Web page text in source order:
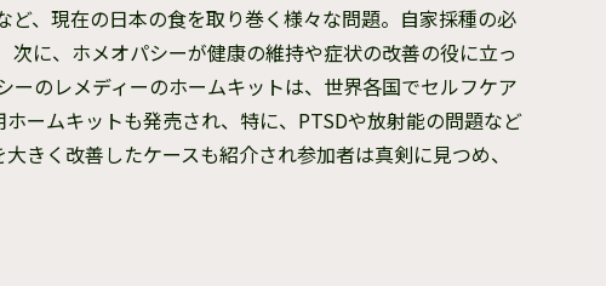
、現在の日本の食を取り巻く様々な問題。自家採種の必
に、ホメオパシーが健康の維持や症状の改善の役に立っ
のレメディーのホームキットは、世界各国でセルフケア
ームキットも発売され、特に、PTSDや放射能の問題など
きく改善したケースも紹介され参加者は真剣に見つめ、